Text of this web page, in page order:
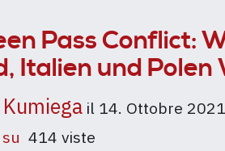
Die
"No
Vax(ers)"
Deutschland,
Italien
Pass Conflict:
Italien und Polen
il 14. Ottobre
CfP:
414 viste